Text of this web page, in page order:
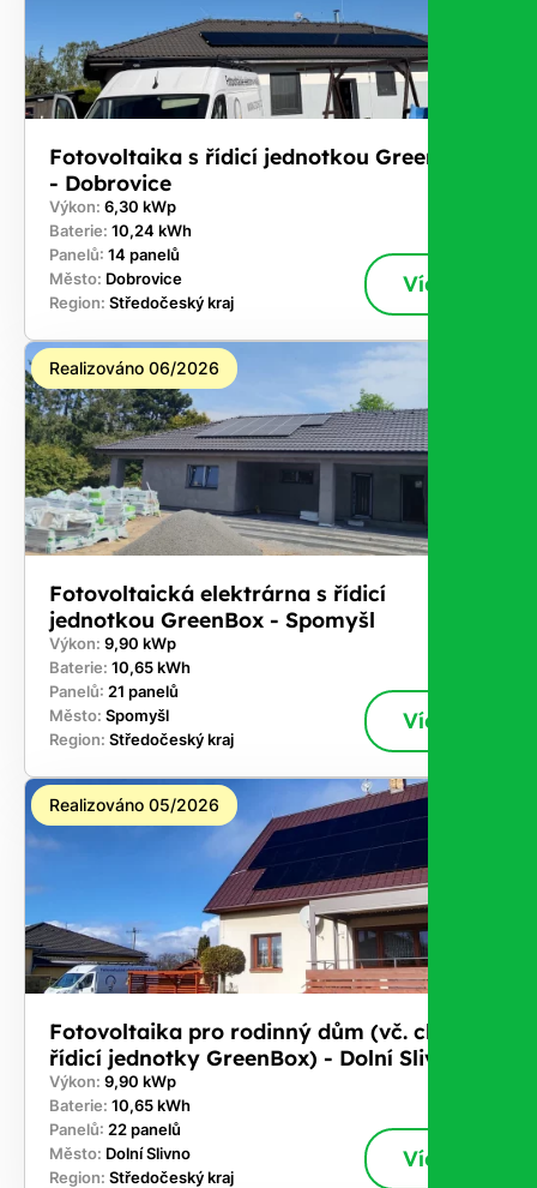
Fotovoltaika s řídicí jednotkou GreenBox
- Dobrovice
Výkon: 6,30 kWp
Baterie: 10,24 kWh
Panelů: 14 panelů
Město: Dobrovice
Region: Středočeský kraj
Více
Realizováno 06/2026
Fotovoltaická elektrárna s řídicí
jednotkou GreenBox - Spomyšl
Výkon: 9,90 kWp
Baterie: 10,65 kWh
Panelů: 21 panelů
Město: Spomyšl
Region: Středočeský kraj
Více
Realizováno 05/2026
Fotovoltaika pro rodinný dům (vč. chytré
řídicí jednotky GreenBox) - Dolní Slivno
Výkon: 9,90 kWp
Baterie: 10,65 kWh
Panelů: 22 panelů
Město: Dolní Slivno
Region: Středočeský kraj
Více